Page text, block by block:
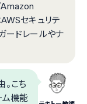
Amazon
セキュリテ
ードレールやナ
こち
ム機能